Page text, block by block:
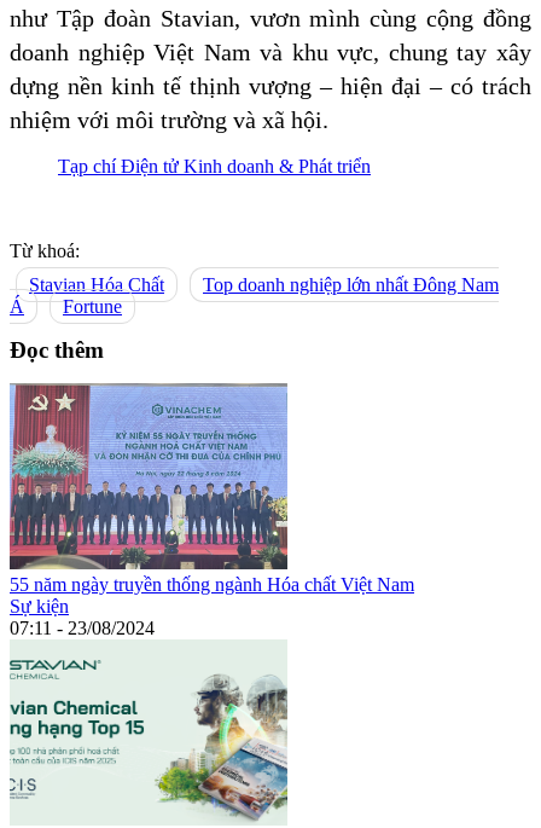
như Tập đoàn Stavian, vươn mình cùng cộng đồng
doanh nghiệp Việt Nam và khu vực, chung tay xây
dựng nền kinh tế thịnh vượng – hiện đại – có trách
nhiệm với môi trường và xã hội.
Tạp chí Điện tử Kinh doanh & Phát triển
Từ khoá:
Stavian Hóa Chất
Top doanh nghiệp lớn nhất Đông Nam
Á
Fortune
Đọc thêm
55 năm ngày truyền thống ngành Hóa chất Việt Nam
Sự kiện
07:11 - 23/08/2024